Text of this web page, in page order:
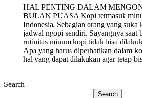
HAL PENTING DALAM
BULAN PUASA Kopi termasuk
Indonesia. Sebagian orang yang suka
jadwal ngopi sendiri. Sayangnya saat
rutinitas minum kopi tidak bisa
Apa yang harus diperhatikan dalam
hal yang dapat dilakukan agar tetap
…
Search
Search